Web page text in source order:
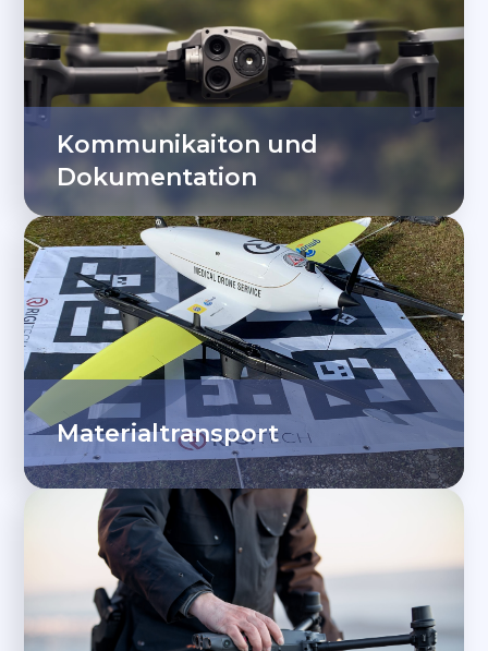
Kommunikaiton und
Dokumentation
Materialtransport